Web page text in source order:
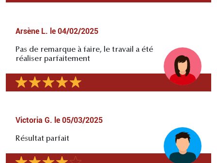
Arsène L. le 04/02/2025
Pas de remarque à faire, le travail a été
réaliser parfaitement
Victoria G. le 05/03/2025
Résultat parfait